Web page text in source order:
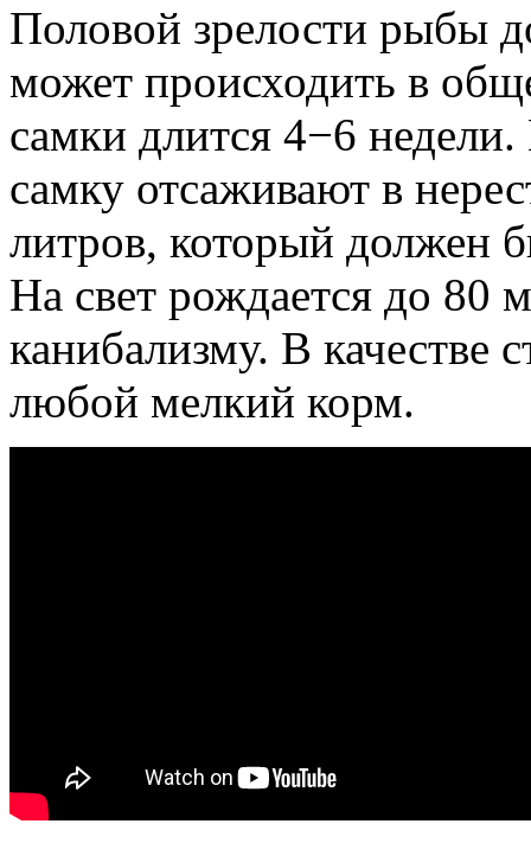
Половой зрелости рыбы
может происходить в
самки длится 4−6
самку отсаживают в
литров, который должен
На свет рождается до 80
канибализму. В качестве
любой мелкий корм.